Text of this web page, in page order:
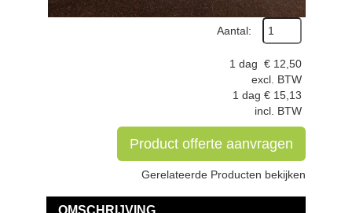
Aantal:
1 dag € 12,50
excl. BTW
1 dag € 15,13
incl. BTW
Product offerte aanvragen
Gerelateerde Producten bekijken
OMSCHRIJVING